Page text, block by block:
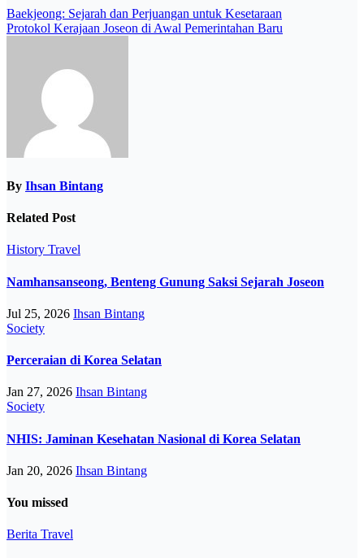
Post
navigation
Baekjeong: Sejarah dan Perjuangan untuk Kesetaraan
Protokol Kerajaan Joseon di Awal Pemerintahan Baru
By Ihsan Bintang
Related Post
History Travel
Namhansanseong, Benteng Gunung Saksi Sejarah Joseon
Jul 25, 2026 Ihsan Bintang
Society
Perceraian di Korea Selatan
Jan 27, 2026 Ihsan Bintang
Society
NHIS: Jaminan Kesehatan Nasional di Korea Selatan
Jan 20, 2026 Ihsan Bintang
You missed
Berita Travel